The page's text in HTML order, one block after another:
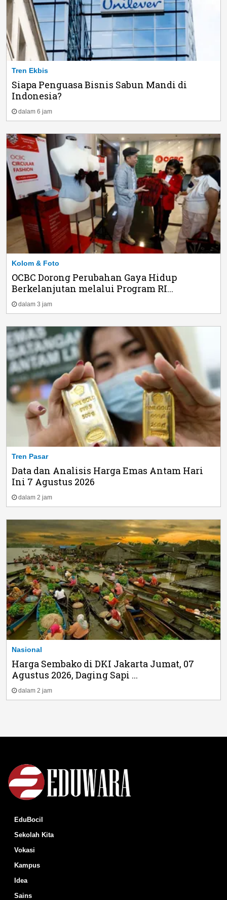
Tren Ekbis
Siapa Penguasa Bisnis Sabun Mandi di
Indonesia?
dalam 6 jam
Kolom & Foto
OCBC Dorong Perubahan Gaya Hidup
Berkelanjutan melalui Program RI...
dalam 3 jam
Tren Pasar
Data dan Analisis Harga Emas Antam Hari
Ini 7 Agustus 2026
dalam 2 jam
Nasional
Harga Sembako di DKI Jakarta Jumat, 07
Agustus 2026, Daging Sapi ...
dalam 2 jam
EduBocil
Sekolah Kita
Vokasi
Kampus
Idea
Sains